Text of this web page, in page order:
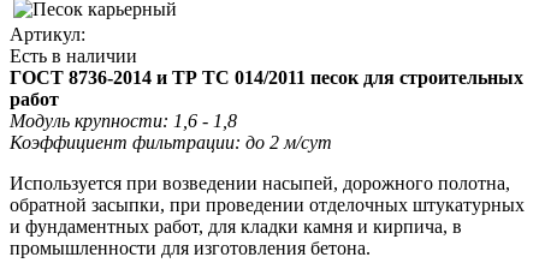
Артикул:
Есть в наличии
ГОСТ 8736-2014 и ТР ТС 014/2011 песок для строительных
работ
Модуль крупности: 1,6 - 1,8
Коэффициент фильтрации: до 2 м/сут
Используется при возведении насыпей, дорожного полотна,
обратной засыпки, при проведении отделочных штукатурных
и фундаментных работ, для кладки камня и кирпича, в
промышленности для изготовления бетона.